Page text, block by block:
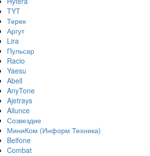
TYT
Терек
Аргут
Lira
Пульсар
Racio
Yaesu
Abell
AnyTone
Ajetrays
Ailunce
Созвездие
МиниКом (Информ Техника)
Belfone
Combat